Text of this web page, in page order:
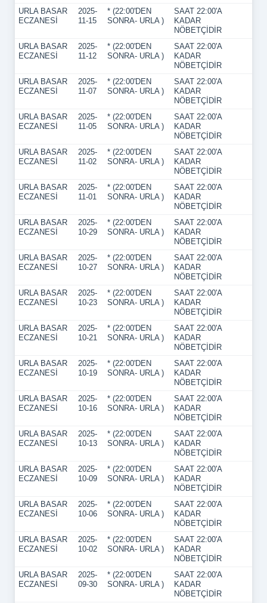
URLA BASAR
ECZANESİ
2025-
11-15
* (22:00'DEN
SONRA- URLA )
SAAT 22:00'A
KADAR
NÖBETÇİDİR
URLA BASAR
ECZANESİ
2025-
11-12
* (22:00'DEN
SONRA- URLA )
SAAT 22:00'A
KADAR
NÖBETÇİDİR
URLA BASAR
ECZANESİ
2025-
11-07
* (22:00'DEN
SONRA- URLA )
SAAT 22:00'A
KADAR
NÖBETÇİDİR
URLA BASAR
ECZANESİ
2025-
11-05
* (22:00'DEN
SONRA- URLA )
SAAT 22:00'A
KADAR
NÖBETÇİDİR
URLA BASAR
ECZANESİ
2025-
11-02
* (22:00'DEN
SONRA- URLA )
SAAT 22:00'A
KADAR
NÖBETÇİDİR
URLA BASAR
ECZANESİ
2025-
11-01
* (22:00'DEN
SONRA- URLA )
SAAT 22:00'A
KADAR
NÖBETÇİDİR
URLA BASAR
ECZANESİ
2025-
10-29
* (22:00'DEN
SONRA- URLA )
SAAT 22:00'A
KADAR
NÖBETÇİDİR
URLA BASAR
ECZANESİ
2025-
10-27
* (22:00'DEN
SONRA- URLA )
SAAT 22:00'A
KADAR
NÖBETÇİDİR
URLA BASAR
ECZANESİ
2025-
10-23
* (22:00'DEN
SONRA- URLA )
SAAT 22:00'A
KADAR
NÖBETÇİDİR
URLA BASAR
ECZANESİ
2025-
10-21
* (22:00'DEN
SONRA- URLA )
SAAT 22:00'A
KADAR
NÖBETÇİDİR
URLA BASAR
ECZANESİ
2025-
10-19
* (22:00'DEN
SONRA- URLA )
SAAT 22:00'A
KADAR
NÖBETÇİDİR
URLA BASAR
ECZANESİ
2025-
10-16
* (22:00'DEN
SONRA- URLA )
SAAT 22:00'A
KADAR
NÖBETÇİDİR
URLA BASAR
ECZANESİ
2025-
10-13
* (22:00'DEN
SONRA- URLA )
SAAT 22:00'A
KADAR
NÖBETÇİDİR
URLA BASAR
ECZANESİ
2025-
10-09
* (22:00'DEN
SONRA- URLA )
SAAT 22:00'A
KADAR
NÖBETÇİDİR
URLA BASAR
ECZANESİ
2025-
10-06
* (22:00'DEN
SONRA- URLA )
SAAT 22:00'A
KADAR
NÖBETÇİDİR
URLA BASAR
ECZANESİ
2025-
10-02
* (22:00'DEN
SONRA- URLA )
SAAT 22:00'A
KADAR
NÖBETÇİDİR
URLA BASAR
ECZANESİ
2025-
09-30
* (22:00'DEN
SONRA- URLA )
SAAT 22:00'A
KADAR
NÖBETÇİDİR